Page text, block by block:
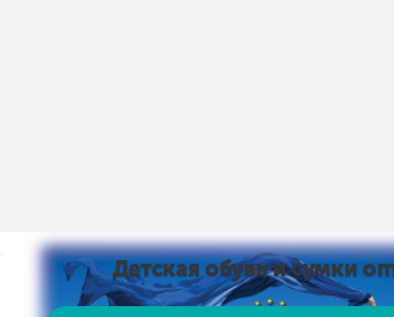
15 тис. грн. і оплаті на карту
карту доставка безкоштовно!
рушники тощо)
Детская обувь и сумки